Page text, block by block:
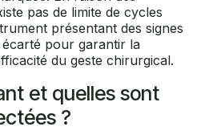
pas de limite de cycles
présentant des signes
pour garantir la
du geste chirurgical.
et quelles sont
?